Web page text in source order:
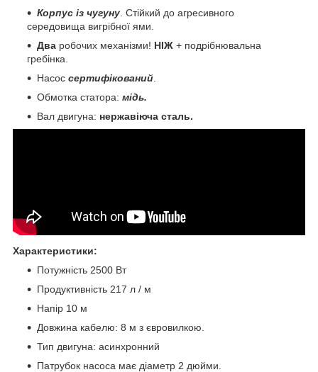
Корпус із чугуну . Стійкий до агресивного
середовища вигрібної ями.
Два робочих механізми! НІЖ + подрібнювальна
гребінка.
Насос сертифікований
Обмотка статора: мідь.
Вал двигуна: нержавіюча сталь.
Характеристики:
Потужність 2500 Вт
Продуктивність 217 л / м
Напір 10 м
Довжина кабелю: 8 м з євровилкою.
Тип двигуна: асинхронний
Патрубок насоса має діаметр 2 дюйми.